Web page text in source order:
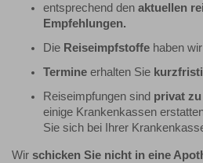
entsprechend den aktuellen
Empfehlungen.
Die Reiseimpfstoffe haben wir
Termine erhalten Sie
Reiseimpfungen sind privat
einige Krankenkassen
Sie sich bei Ihrer
Wir schicken Sie nicht in eine